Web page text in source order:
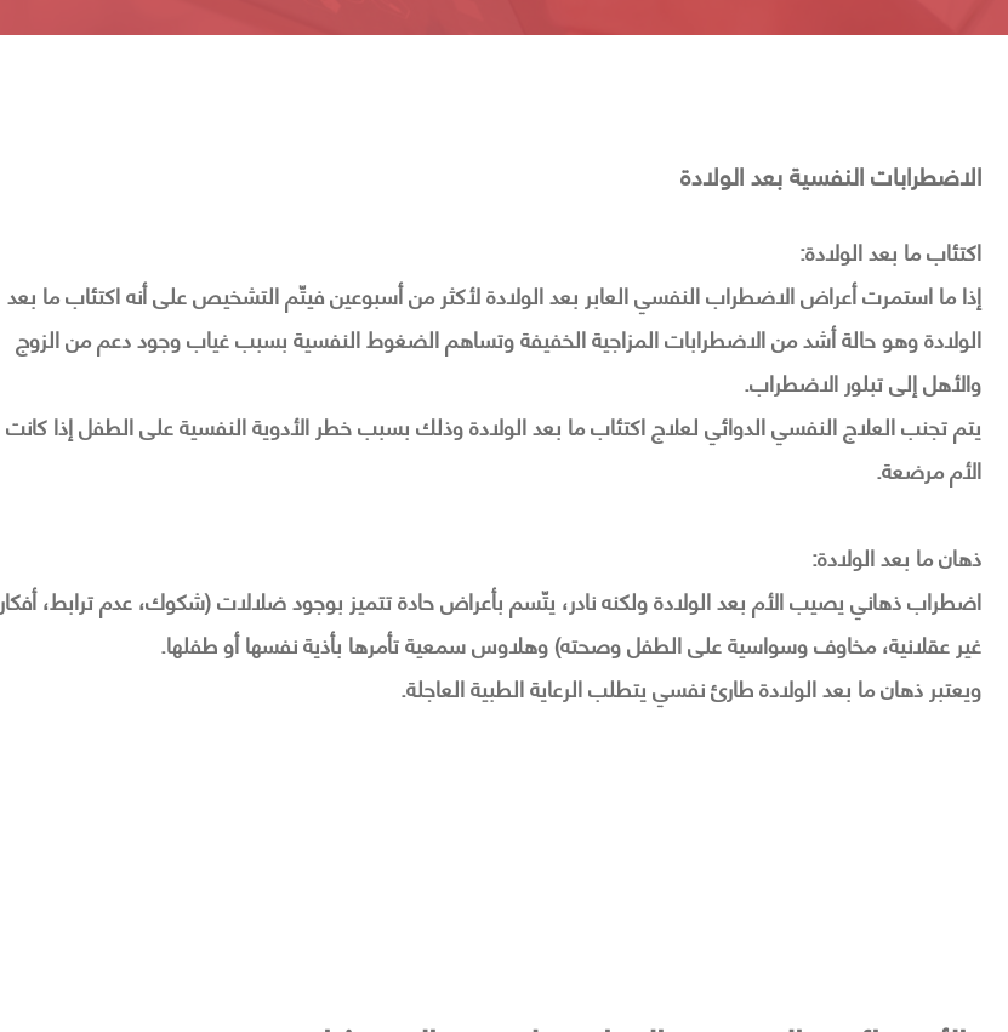
الاضطرابات النفسية بعد الولادة
اكتئاب ما بعد الولادة:
إذا ما استمرت أعراض الاضطراب النفسي العابر بعد الولادة لأكثر من أسبوعين فيتّم التشخيص على أنه اكتئاب ما بعد
الولادة وهو حالة أشد من الاضطرابات المزاجية الخفيفة وتساهم الضغوط النفسية بسبب غياب وجود دعم من الزوج
والأهل إلى تبلور الاضطراب.
يتم تجنب العلاج النفسي الدوائي لعلاج اكتئاب ما بعد الولادة وذلك بسبب خطر الأدوية النفسية على الطفل إذا كانت
الأم مرضعة.
ذهان ما بعد الولادة:
اضطراب ذهاني يصيب الأم بعد الولادة ولكنه نادر، يتّسم بأعراض حادة تتميز بوجود ضلالات (شكوك، عدم ترابط، أفكار
غير عقلانية، مخاوف وسواسية على الطفل وصحته) وهلاوس سمعية تأمرها بأذية نفسها أو طفلها.
ويعتبر ذهان ما بعد الولادة طارئ نفسي يتطلب الرعاية الطبية العاجلة.